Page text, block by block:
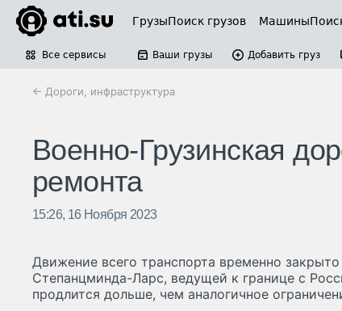
ГрузыПоиск грузов Машины
Все сервисы Ваши грузы Добавить груз
← Дороги, инфраструктура
Военно-Грузинская
ремонта
15:26, 16 Ноября 2023
Движение всего транспорта временно
Степанцминда-Ларс, ведущей к границе с
продлится дольше, чем аналогичное